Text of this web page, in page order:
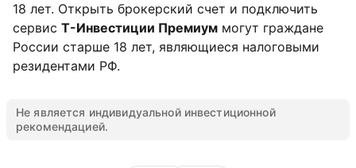
18 лет. Открыть брокерский счет и подключить
сервис Т-Инвестиции Премиум могут граждане
России старше 18 лет, являющиеся налоговыми
резидентами РФ.
Не является индивидуальной инвестиционной
рекомендацией.